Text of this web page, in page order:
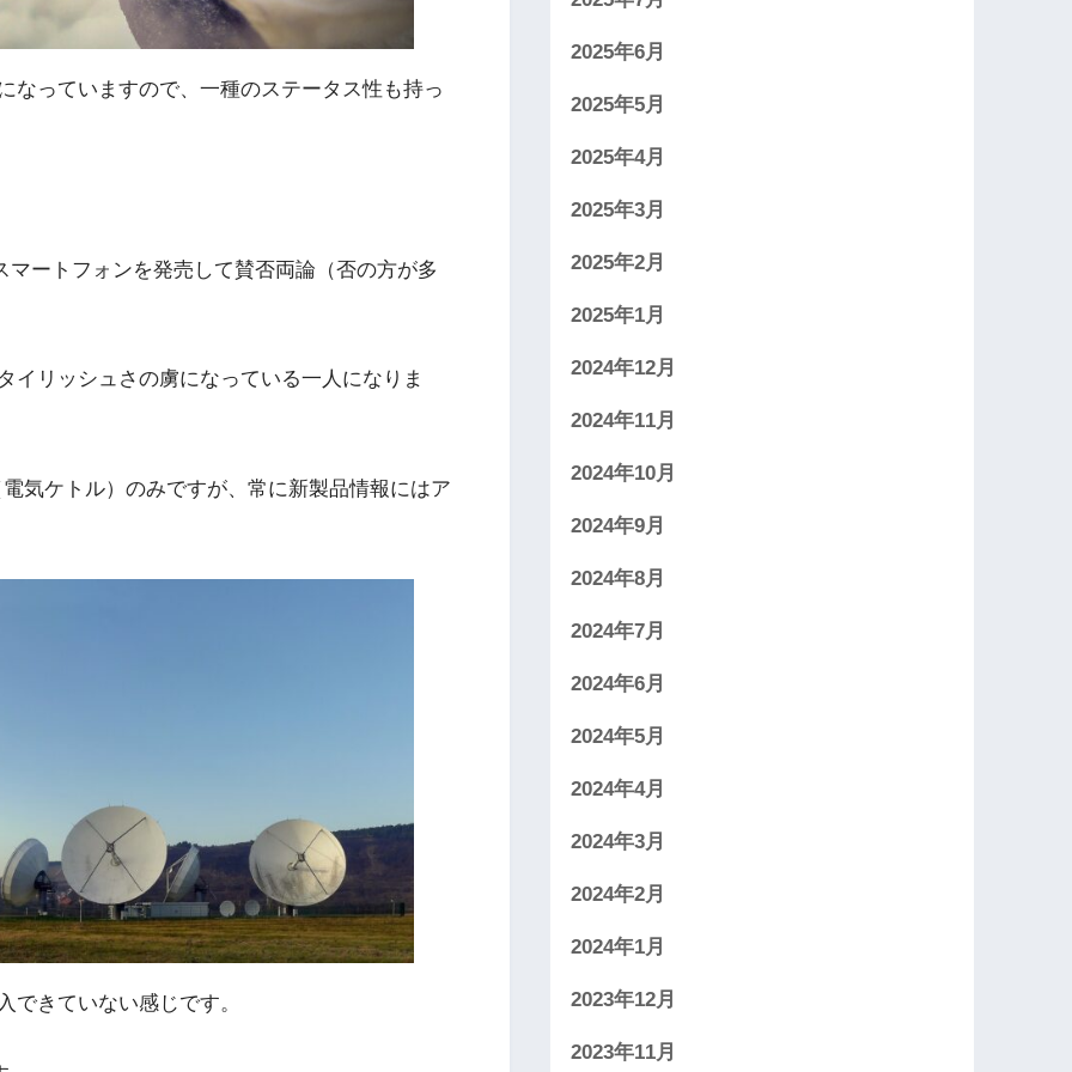
なっていますので、一種のステータス性も持っ
ートフォンを発売して賛否両論（否の方が多
イリッシュさの虜になっている一人になりま
気ケトル）のみですが、常に新製品情報にはア
できていない感じです。
2025年6月
2025年5月
2025年4月
2025年3月
2025年2月
2025年1月
2024年12月
2024年11月
2024年10月
2024年9月
2024年8月
2024年7月
2024年6月
2024年5月
2024年4月
2024年3月
2024年2月
2024年1月
2023年12月
2023年11月